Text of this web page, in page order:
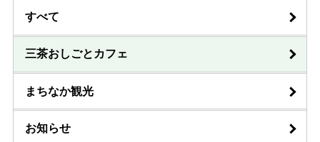
すべて
三茶おしごとカフェ
まちなか観光
お知らせ